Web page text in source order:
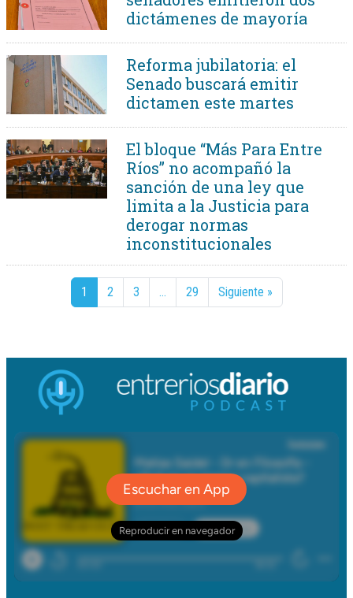
dictámenes de mayoría
Reforma jubilatoria: el
Senado buscará emitir
dictamen este martes
El bloque “Más Para Entre
Ríos” no acompañó la
sanción de una ley que
limita a la Justicia para
derogar normas
inconstitucionales
1 2 3 … 29 Siguiente »